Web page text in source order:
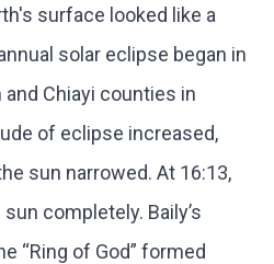
surface looked like a
solar eclipse began in
Chiayi counties in
of eclipse increased,
sun narrowed. At 16:13,
completely. Baily’s
“Ring of God” formed